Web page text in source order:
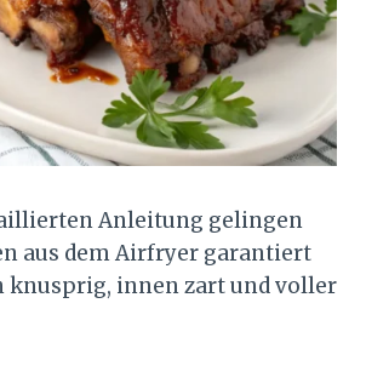
Anleitung gelingen
aus dem Airfryer garantiert
knusprig, innen zart und voller